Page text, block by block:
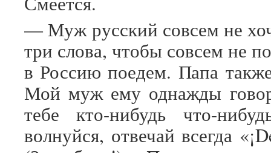
— Муж русский совсем не
три слова, чтобы совсем не
в Россию поедем. Папа
Мой муж ему однажды
тебе кто-нибудь что-
волнуйся, отвечай всегда